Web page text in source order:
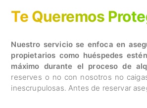
Te Queremos
Nuestro servicio se enfoca en
propietarios como huéspedes
máximo durante el proceso de
reserves o no con nosotros no
inescrupulosas. Antes de reservar